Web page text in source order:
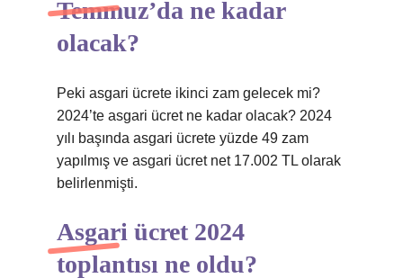
Temmuz’da ne kadar
olacak?
Peki asgari ücrete ikinci zam gelecek mi?
2024’te asgari ücret ne kadar olacak? 2024
yılı başında asgari ücrete yüzde 49 zam
yapılmış ve asgari ücret net 17.002 TL olarak
belirlenmişti.
Asgari ücret 2024
toplantısı ne oldu?